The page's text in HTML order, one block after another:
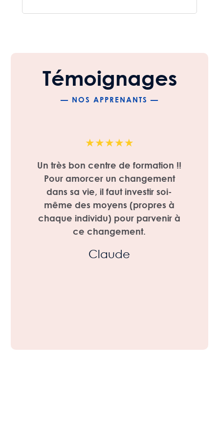
Témoignages
— NOS APPRENANTS —
★★★★★
Un très bon centre de formation !!
Pour amorcer un changement
dans sa vie, il faut investir soi-
même des moyens (propres à
chaque individu) pour parvenir à
ce changement.
Claude